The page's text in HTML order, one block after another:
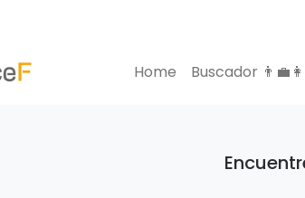
Home Buscador